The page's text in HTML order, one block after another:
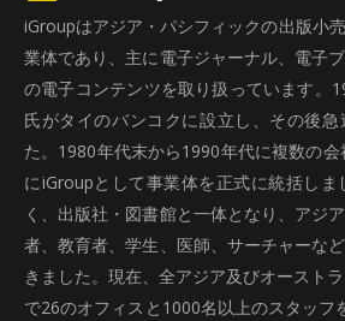
iGroupはアジア・パシフィックの出版小
業体であり、主に電子ジャーナル、電子
の電子コンテンツを取り扱っています。
氏がタイのバンコクに設立し、その後
た。1980年代末から1990年代に複数の
にiGroupとして事業体を正式に統括し
く、出版社・図書館と一体となり、アジ
者、教育者、学生、医師、サーチャーな
きました。現在、全アジア及びオースト
で26のオフィスと1000名以上のスタッフ